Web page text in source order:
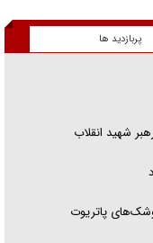
پربازدید ها
شهید انقلاب
پاتریوت